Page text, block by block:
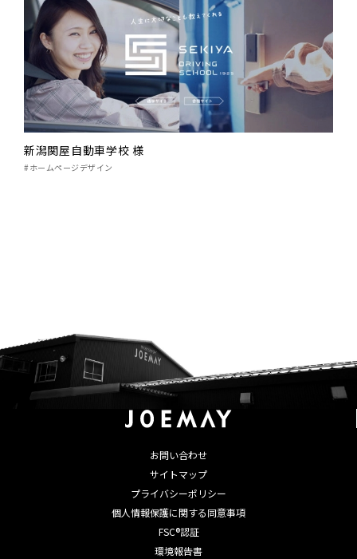
新潟関屋自動車学校 様
#ホームページデザイン
お問い合わせ
サイトマップ
プライバシーポリシー
個人情報保護に関する同意事項
FSC®認証
環境報告書